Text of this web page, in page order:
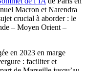
Macron et Narendra
crucial à aborder : le
– Moyen Orient –
en 2023 en marge
: faciliter et